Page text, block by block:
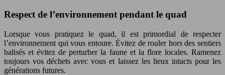
Respect de l’environnement pendant le quad
Lorsque vous pratiquez le quad, il est primordial de respecter
l’environnement qui vous entoure. Évitez de rouler hors des sentiers
balisés et évitez de perturber la faune et la flore locales. Ramenez
toujours vos déchets avec vous et laissez les lieux intacts pour les
générations futures.